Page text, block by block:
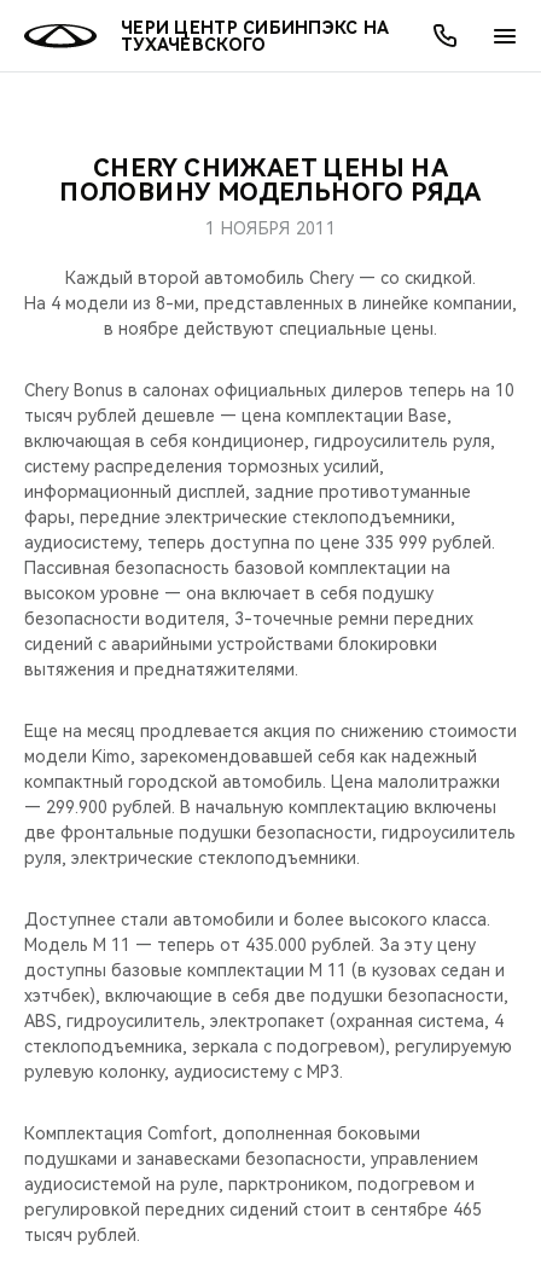
ЧЕРИ ЦЕНТР СИБИНПЭКС НА
ТУХАЧЕВСКОГО
МОДЕЛИ
КРОССОВЕРЫ
СЕДАНЫ
НОВИНКИ
ПОКУПАТЕЛЯМ
КРЕДИТ И СТРАХОВАНИЕ
ВЛАДЕЛЬЦАМ
ЗАПЧАСТИ И АКСЕССУАРЫ
CHERY CONNECT
МИР CHERY
О БРЕНДЕ
ЛЮДИ CHERY
БЛАГОТВОРИТЕЛЬНОСТЬ
CHERY REMOTE
CHERY И СПОРТ
НАШИ МЕРОПРИЯТИЯ
ВИДЕООБЗОРЫ
CHERY ДЛЯ ДЕТЕЙ
АКЦИИ
ОНЛАЙН СЕРВИСЫ
КРЕДИТ
О КОМПАНИИ
МЫ В СОЦСЕТЯХ
CHERY СНИЖАЕТ ЦЕНЫ НА
ПОЛОВИНУ МОДЕЛЬНОГО РЯДА
1 НОЯБРЯ 2011
Каждый второй автомобиль Chery — со скидкой.
На 4 модели из 8-ми, представленных в линейке компании,
в ноябре действуют специальные цены.
Chery Bonus в салонах официальных дилеров теперь на 10
тысяч рублей дешевле — цена комплектации Base,
включающая в себя кондиционер, гидроусилитель руля,
систему распределения тормозных усилий,
информационный дисплей, задние противотуманные
фары, передние электрические стеклоподъемники,
аудиосистему, теперь доступна по цене 335 999 рублей.
Пассивная безопасность базовой комплектации на
высоком уровне — она включает в себя подушку
безопасности водителя, 3-точечные ремни передних
сидений с аварийными устройствами блокировки
вытяжения и преднатяжителями.
Еще на месяц продлевается акция по снижению стоимости
модели Kimo, зарекомендовавшей себя как надежный
компактный городской автомобиль. Цена малолитражки
— 299.900 рублей. В начальную комплектацию включены
две фронтальные подушки безопасности, гидроусилитель
руля, электрические стеклоподъемники.
Доступнее стали автомобили и более высокого класса.
Модель M 11 — теперь от 435.000 рублей. За эту цену
доступны базовые комплектации M 11 (в кузовах седан и
хэтчбек), включающие в себя две подушки безопасности,
ABS, гидроусилитель, электропакет (охранная система, 4
стеклоподъемника, зеркала с подогревом), регулируемую
рулевую колонку, аудиосистему с МР3.
Комплектация Comfort, дополненная боковыми
подушками и занавесками безопасности, управлением
аудиосистемой на руле, парктроником, подогревом и
регулировкой передних сидений стоит в сентябре 465
тысяч рублей.